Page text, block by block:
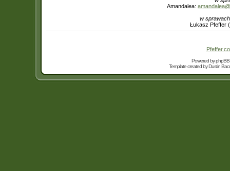
Amandalea:
w
Łukasz Pfeffer
Powered byphpBB
Template created byDustin